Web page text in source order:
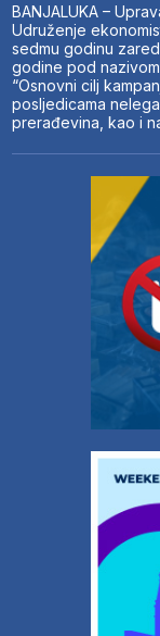
BANJALUKA –
Udruženje
sedmu godinu
godine pod
“Osnovni cilj
posljedicama
prerađevina, kao i